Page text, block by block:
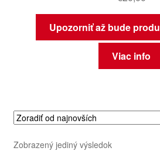
Upozorniť až bude
Viac info
Zobrazený jediný výsledok